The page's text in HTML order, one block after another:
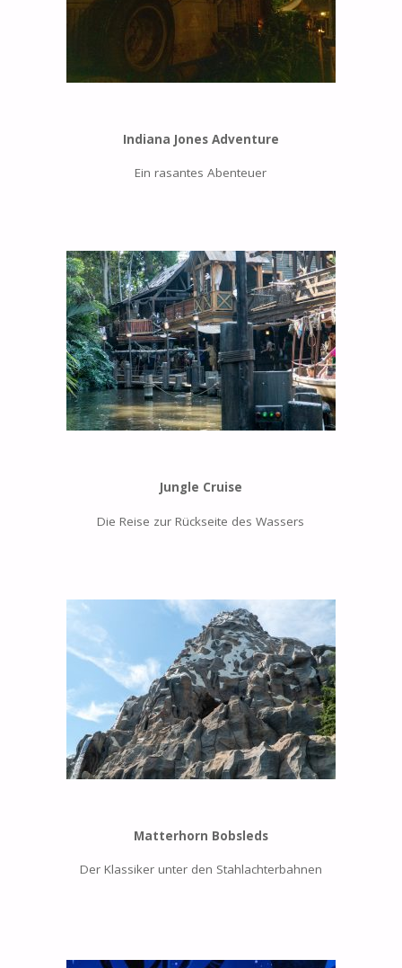
Indiana Jones Adventure
Ein rasantes Abenteuer
Jungle Cruise
Die Reise zur Rückseite des Wassers
Matterhorn Bobsleds
Der Klassiker unter den Stahlachterbahnen